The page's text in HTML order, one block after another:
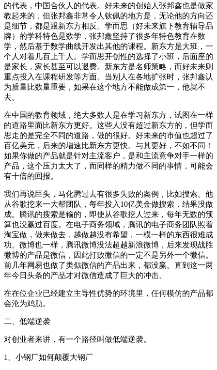
的代表，中国合伙人的代表。好未来的创始人张邦鑫也是做家
教起来的，但张邦鑫非常令人钦佩的地方是，无论他的方向还
是细节，都是跟新东方相反。学而思（好未来旗下教育辅导品
牌）的学科特色是数学，张邦鑫坚持了很多年特色教育在数
学，然后基于数学曲线开发出其他的课程。新东方是大班，一
个人对着几百上千人。学而思开创性的选择了小班，后面座的
是家长，家长甚至可以退费。新东方是名师策略，而好未来则
重点投入在课程研发等方面。当别人在各地扩张时，张邦鑫认
为质量比数量重要，如果在这个地方不能做成第一，他就不
去。
在中国的教育领域，绝大多数人是在学习新东方，试图在一样
的道路里面比新东方更好。这些人没有超过新东方的，但学而
思走的是完全不同的道路，做的很好。好未来的市值也超过了
百亿美元，后来的增速比新东方更快。与其更好，不如不同！
如果你做的产品就是针对主流客户，是和主流竞争对手一样的
产品，这个压力太大了，而同样的精力做不同的事情，可能会
有十倍的回报。
我们再说巨头，马化腾过去有很多失败的案例，比如搜索。他
从谷歌挖来一大帮团队，每年投入10亿美金做搜索，结果没做
成。腾讯的搜索是输的，即使从谷歌挖人过来，每年无数的预
算也没赢过百度。在电子商务领域，腾讯的电子商务团队照着
淘宝做，做来做去，越做越没有希望，一模一样的东西很难成
功。微博也一样，腾讯微博没法超越新浪微博，后来发现战胜
微博的产品是微信，因此打败微信的一定不是另外一个微信。
前几年网易也做了类似微信的产品出来，都没赢。直到这一两
年今日头条的产品才对微信造成了巨大的冲击。
在在位企业已经建立主导性优势的环境里，任何模仿的产品都
会沦为鸡肋。
二、低端逆袭
对创业者来讲，有一个路径叫做低端逆袭。
1、小钢厂如何颠覆大钢厂